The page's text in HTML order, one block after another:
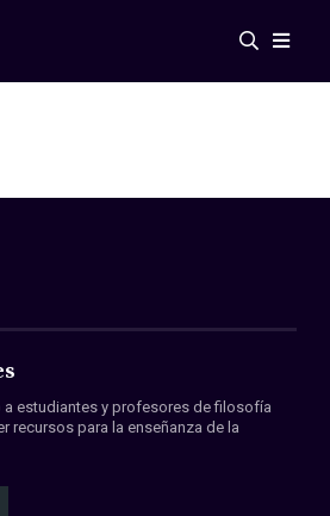
a estudiantes y profesores de filosofía
recursos para la enseñanza de la